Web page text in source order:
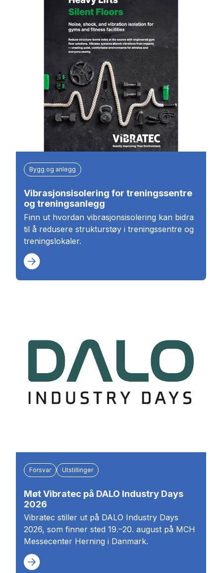
Bygg og anlegg
Vibrasjonsisolering for treningssentre
og treningsanlegg
Finn ut hvordan vibrasjonsisolering kan bidra
til å redusere strukturstøy i treningssentre og
treningslokaler.
Forsvar Utstillinger
Møt Vibratec på DALO Industry Days
2026
Vibratec stiller ut på DALO Industry Days
2026, som finner sted 19.–20. august på MCH
Messecenter Herning i Danmark.